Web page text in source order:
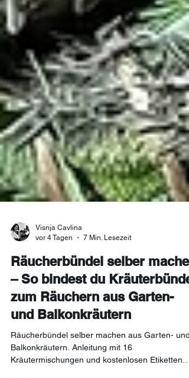
vor 4 Tagen
7 Min. Lesezeit
Räucherbündel selber machen
– So bindest du Kräuterbündel
zum Räuchern aus Garten-
und Balkonkräutern
Räucherbündel selber machen aus Garten- und